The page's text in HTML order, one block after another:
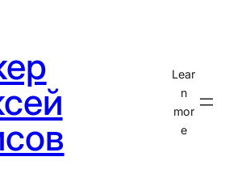
Lear
n
mor
e